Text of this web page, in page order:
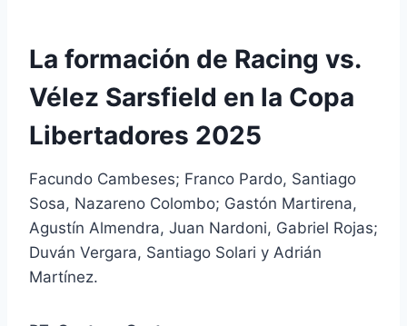
La formación de Racing vs.
Vélez Sarsfield en la Copa
Libertadores 2025
Facundo Cambeses; Franco Pardo, Santiago
Sosa, Nazareno Colombo; Gastón Martirena,
Agustín Almendra, Juan Nardoni, Gabriel Rojas;
Duván Vergara, Santiago Solari y Adrián
Martínez.